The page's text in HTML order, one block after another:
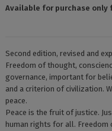
Available for purchase only
Second edition, revised and
Freedom of thought,
governance, important for
and a criterion of civilization.
peace.
Peace is the fruit of justice.
human rights for all.